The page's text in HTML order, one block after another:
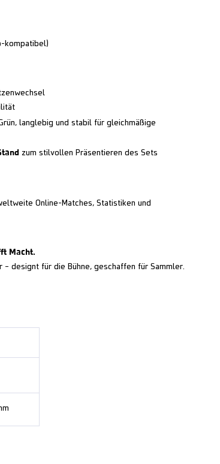
kompatibel)
langlebig und stabil für gleichmäßige
zum stilvollen Präsentieren des Sets
Online-Matches, Statistiken und
Macht.
designt für die Bühne, geschaffen für Sammler.